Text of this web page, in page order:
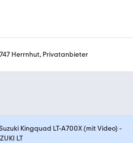
Herrnhut, Privatanbieter